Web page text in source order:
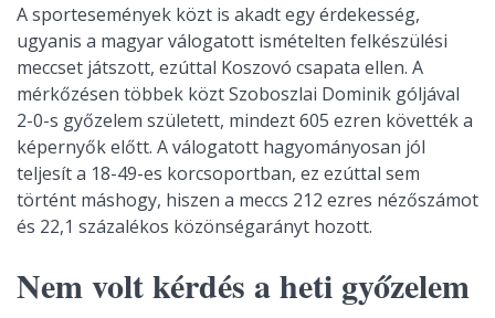
A sportesemények közt is akadt egy érdekesség,
ugyanis a magyar válogatott ismételten felkészülési
meccset játszott, ezúttal Koszovó csapata ellen. A
mérkőzésen többek közt Szoboszlai Dominik góljával
2-0-s győzelem született, mindezt 605 ezren követték a
képernyők előtt. A válogatott hagyományosan jól
teljesít a 18-49-es korcsoportban, ez ezúttal sem
történt máshogy, hiszen a meccs 212 ezres nézőszámot
és 22,1 százalékos közönségarányt hozott.
Nem volt kérdés a heti győzelem